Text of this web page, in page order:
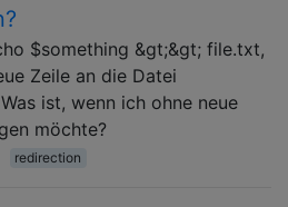
$something &gt;&gt; file.txt,
Zeile an die Datei
ist, wenn ich ohne neue
möchte?
redirection